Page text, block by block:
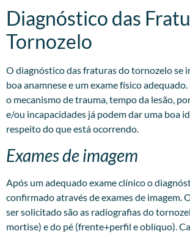
Diagnóstico das
Tornozelo
O diagnóstico das fraturas do tornozelo se
boa anamnese e um exame físico
o mecanismo de trauma, tempo da lesão,
e/ou incapacidades já podem dar uma boa
respeito do que está ocorrendo.
Exames de imagem
Após um adequado exame clínico o
confirmado através de exames de imagem.
ser solicitado são as radiografias do
mortise) e do pé (frente+perfil e oblíquo).